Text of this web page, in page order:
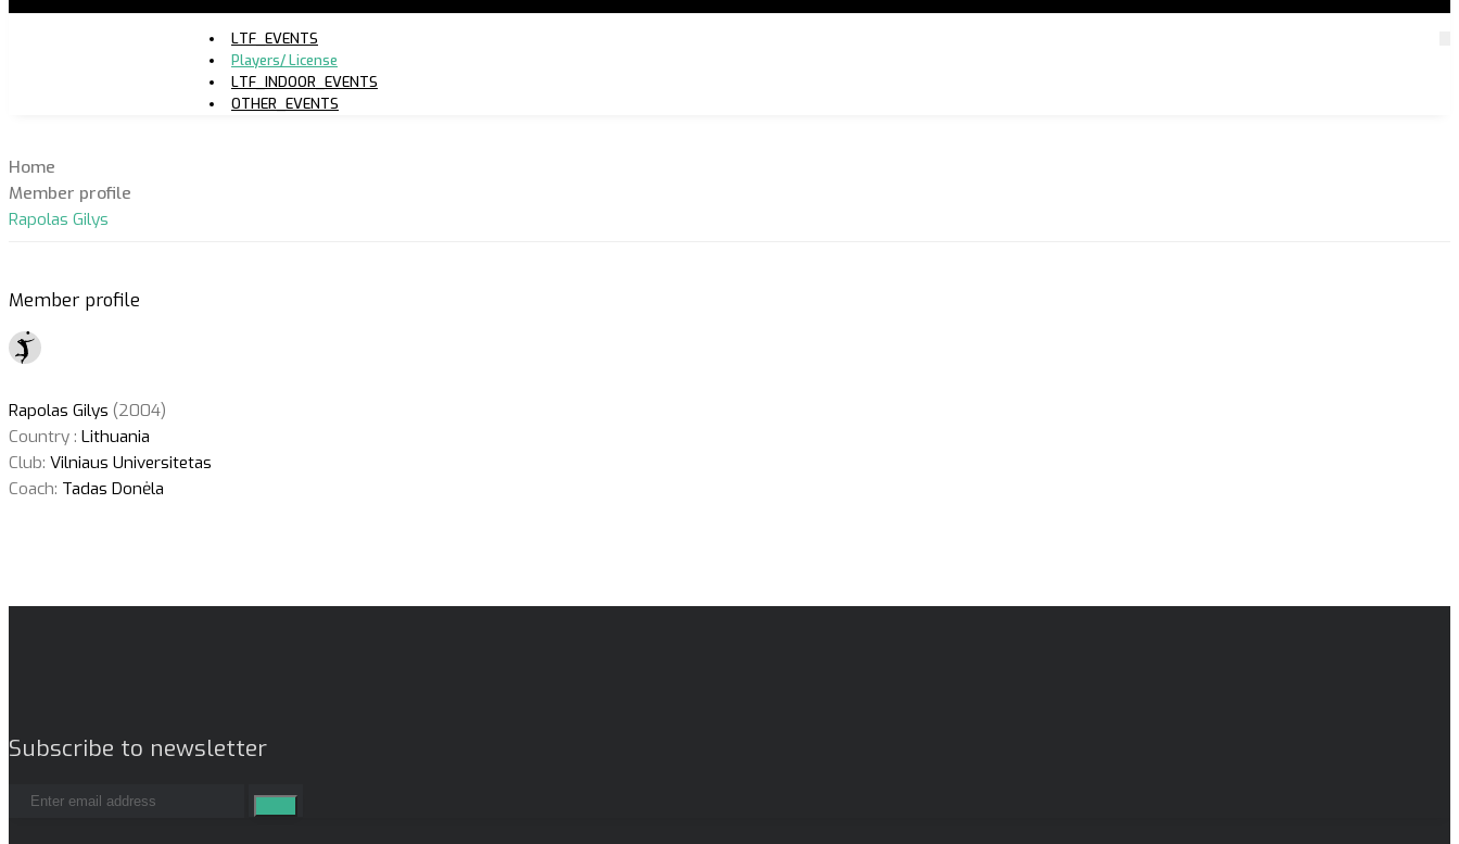
LTF_EVENTS
Players/ License
LTF_INDOOR_EVENTS
OTHER_EVENTS
Home
Member profile
Rapolas Gilys
Member profile
Rapolas Gilys (2004)
Country : Lithuania
Club: Vilniaus Universitetas
Coach: Tadas Donėla
Subscribe to newsletter